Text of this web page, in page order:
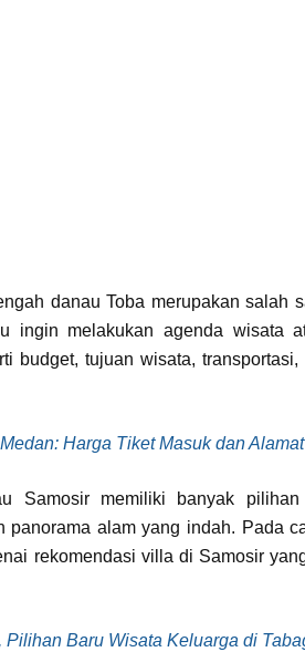
danau Toba merupakan salah
ingin melakukan agenda wisata
budget, tujuan wisata, transportasi,
Harga Tiket Masuk dan Alamat
Samosir memiliki banyak pilihan
alam yang indah. Pada
rekomendasi villa di Samosir
Baru Wisata Keluarga di